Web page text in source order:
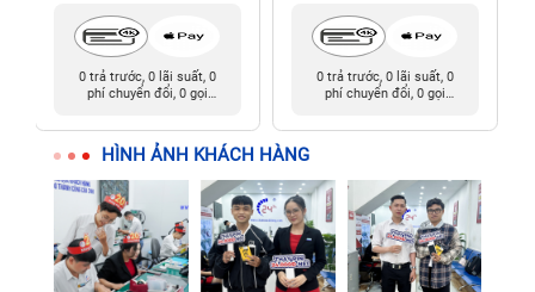
0 trả trước, 0 lãi suất, 0
phí chuyển đổi, 0 gọi
0 trả trước, 0 lãi suất, 0
phí chuyển đổi, 0 gọi
HÌNH ẢNH KHÁCH HÀNG